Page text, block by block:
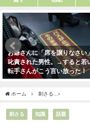
お爺さんに「席を譲りなさい
叱責された男性。→すると若
転手さんがこう言い放った！
ホーム 刺さる
刺さる 知識 話題